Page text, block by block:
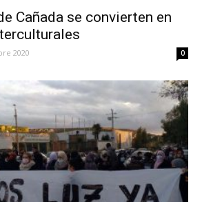
Cañada se convierten en
2020 0